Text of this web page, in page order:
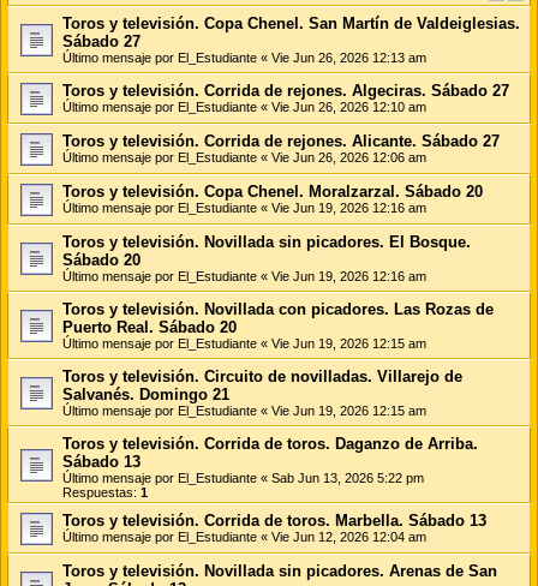
Toros y televisión. Copa Chenel. San Martín de Valdeiglesias.
Sábado 27
Último mensaje por El_Estudiante « Vie Jun 26, 2026 12:13 am
Toros y televisión. Corrida de rejones. Algeciras. Sábado 27
Último mensaje por El_Estudiante « Vie Jun 26, 2026 12:10 am
Toros y televisión. Corrida de rejones. Alicante. Sábado 27
Último mensaje por El_Estudiante « Vie Jun 26, 2026 12:06 am
Toros y televisión. Copa Chenel. Moralzarzal. Sábado 20
Último mensaje por El_Estudiante « Vie Jun 19, 2026 12:16 am
Toros y televisión. Novillada sin picadores. El Bosque.
Sábado 20
Último mensaje por El_Estudiante « Vie Jun 19, 2026 12:16 am
Toros y televisión. Novillada con picadores. Las Rozas de
Puerto Real. Sábado 20
Último mensaje por El_Estudiante « Vie Jun 19, 2026 12:15 am
Toros y televisión. Circuito de novilladas. Villarejo de
Salvanés. Domingo 21
Último mensaje por El_Estudiante « Vie Jun 19, 2026 12:15 am
Toros y televisión. Corrida de toros. Daganzo de Arriba.
Sábado 13
Último mensaje por El_Estudiante « Sab Jun 13, 2026 5:22 pm
Respuestas: 1
Toros y televisión. Corrida de toros. Marbella. Sábado 13
Último mensaje por El_Estudiante « Vie Jun 12, 2026 12:04 am
Toros y televisión. Novillada sin picadores. Arenas de San